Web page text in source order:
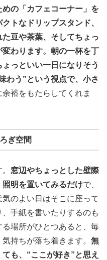
の「カフェコーナー」を
トなドリップスタンド、
豆や茶葉、そしてちょっ
わります。朝の一杯を丁
っといい一日になりそう
わう”という視点で、小さ
余裕をもたらしてくれま
ぎ空間
窓辺やちょっとした壁際
明を置いてみるだけで、
のよい日はそこに座って
手紙を書いたりするのも
場所がひとつあると、毎
持ちが落ち着きます。 無
も、“ここが好き”と思え